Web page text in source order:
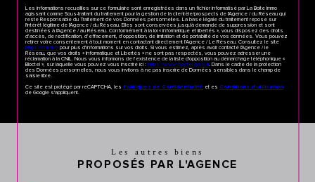
Les informations recueillies sur ce formulaire sont enregistrées dans un fichier informatisé par La Boite Immo
agissant comme Sous-traitant du traitement pour la gestion de la clientèle/prospects de l'Agence / du Réseau qui
reste Responsable du Traitement de vos Données personnelles. La base légale du traitement repose sur
l'intérêt légitime de l'Agence / du Réseau. Elles sont conservées jusqu'à demande de suppression et sont
destinées à l'Agence / au Réseau. Conformément à la loi « informatique et libertés », vous disposez des droits
d’accès, de rectification, d’effacement, d’opposition, de limitation et de portabilité de vos données. Vous pouvez
retirer votre consentement à tout moment en contactant directement l’Agence / Le Réseau. Consultez le site
https://cnil.fr/fr pour plus d’informations sur vos droits. Si vous estimez, après avoir contacté l'Agence / le
Réseau, que vos droits « Informatique et Libertés » ne sont pas respectés, vous pouvez adresser une
réclamation à la CNIL. Nous vous informons de l’existence de la liste d'opposition au démarchage téléphonique «
Bloctel », sur laquelle vous pouvez vous inscrire ici : https://www.bloctel.gouv.fr. Dans le cadre de la protection
des Données personnelles, nous vous invitons à ne pas inscrire de Données sensibles dans le champ de
saisie libre.
Ce site est protégé par reCAPTCHA, les
Politiques de Confidentialité et es Conditions d'utilisation
de Google s'appliquent.
Les autres biens
PROPOSÉS PAR L'AGENCE